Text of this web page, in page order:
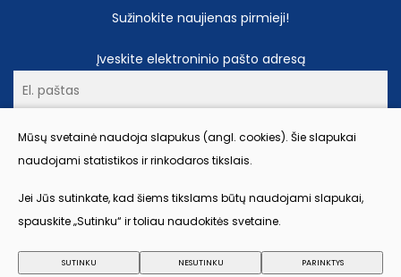
Sužinokite naujienas pirmieji!
Įveskite elektroninio pašto adresą
Prenumeruoti
adresu būtų siunčiami Alytaus kultūros centro naujienlaiškiai.
Daugiau informacijos apie jūsų asmens duomenų tvarkymą
galima rastiPrivatumo politikoje.
Mūsų svetainė naudoja slapukus (angl. cookies). Šie slapukai
naudojami statistikos ir rinkodaros tikslais.
Jei Jūs sutinkate, kad šiems tikslams būtų naudojami slapukai,
spauskite „Sutinku“ ir toliau naudokitės svetaine.
SUTINKU NESUTINKU PARINKTYS